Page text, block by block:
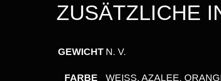
ZUSÄTZLICHE
GEWICHT N. V.
FARBE WEISS, AZALEE,